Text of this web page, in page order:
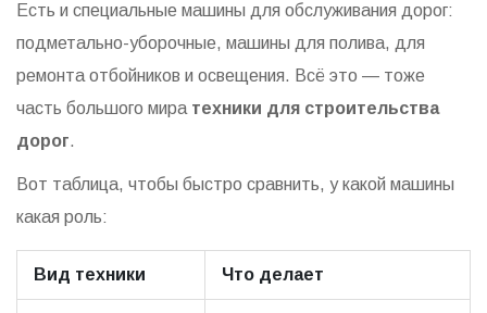
Есть и специальные машины для обслуживания дорог:
подметально-уборочные, машины для полива, для
ремонта отбойников и освещения. Всё это — тоже
часть большого мира техники для строительства
дорог.
Вот таблица, чтобы быстро сравнить, у какой машины
какая роль:
Вид техники Что делает